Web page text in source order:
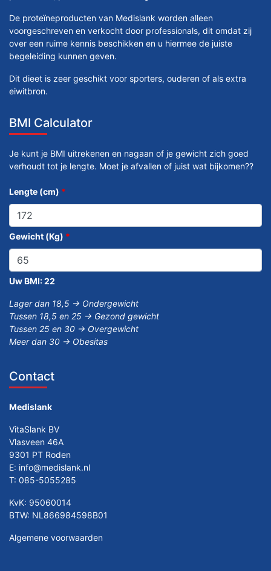
De proteïneproducten van Medislank worden alleen
voorgeschreven en verkocht door professionals, dit omdat zij
over een ruime kennis beschikken en u hiermee de juiste
begeleiding kunnen geven.
Dit dieet is zeer geschikt voor sporters, ouderen of als extra
eiwitbron.
BMI Calculator
Je kunt je BMI uitrekenen en nagaan of je gewicht zich goed
verhoudt tot je lengte. Moet je afvallen of juist wat bijkomen??
Lengte (cm) *
Gewicht (Kg) *
Uw BMI:22
Lager dan 18,5 -> Ondergewicht
Tussen 18,5 en 25 -> Gezond gewicht
Tussen 25 en 30 -> Overgewicht
Meer dan 30 -> Obesitas
Contact
Medislank
VitaSlank BV
Vlasveen 46A
9301 PT Roden
E: info@medislank.nl
T: 085-5055285
KvK: 95060014
BTW: NL866984598B01
Algemene voorwaarden